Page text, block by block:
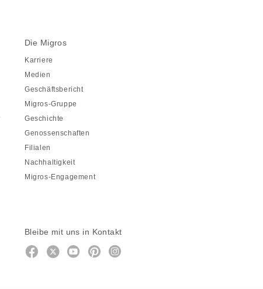
Die Migros
Karriere
Medien
Geschäftsbericht
Migros-Gruppe
Geschichte
Genossenschaften
Filialen
Nachhaltigkeit
Migros-Engagement
Bleibe mit uns in Kontakt
Facebook
https://twitter.com/migros
https://www.youtube.com/user/
PinterestInstagram